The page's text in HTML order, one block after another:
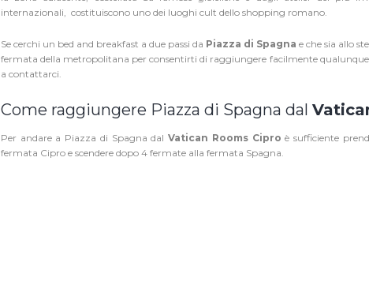
internazionali, costituiscono uno dei luoghi cult dello shopping romano.
Se cerchi un bed and breakfast a due passi da Piazza di Spagna e che sia allo
fermata della metropolitana per consentirti di raggiungere facilmente
a contattarci.
Come raggiungere Piazza di Spagna dal
Per andare a Piazza di Spagna dalVatican Rooms Cipro è sufficiente
fermata Cipro e scendere dopo 4 fermate alla fermata Spagna.